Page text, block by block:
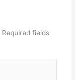
Required fields